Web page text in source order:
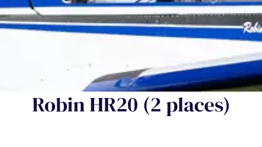
Robin HR20 (2 places)